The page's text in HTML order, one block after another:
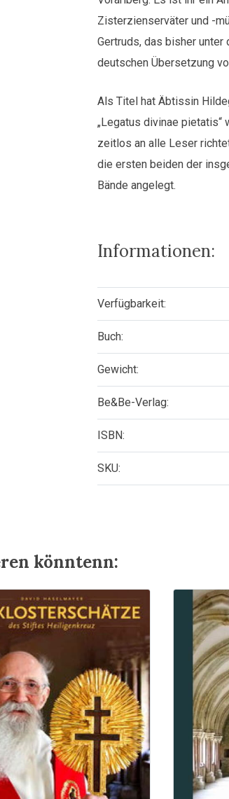
Zisterzienserväter und -
Gertruds, das bisher unter
deutschen Übersetzung
Als Titel hat Äbtissin
„Legatus divinae pietatis“
zeitlos an alle Leser
die ersten beiden der
Bände angelegt.
Informationen:
Verfügbarkeit:
Buch:
Gewicht:
Be&Be-Verlag:
ISBN:
SKU:
könntenn: